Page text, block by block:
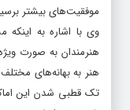
موفقیت‌های بیشتر
وی با اشاره به
هنرمندان به صورت
هنر به بهانه‌های
تک قطبی شدن این